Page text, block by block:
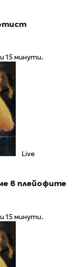
15 минути.
Live
в плейофите
15 минути.